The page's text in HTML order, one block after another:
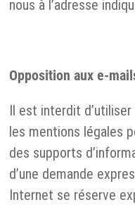
nous à l’adresse
Opposition aux e-
Il est interdit
les mentions légales
des supports
d’une demande
Internet se réserve